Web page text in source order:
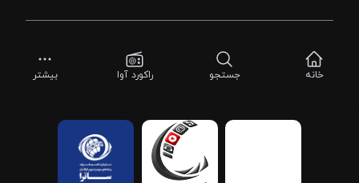
خانه جستجو راکورد آوا بیشتر